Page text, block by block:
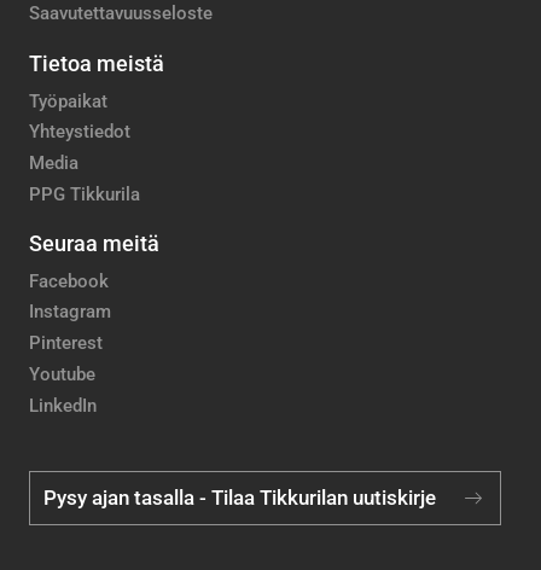
Saavutettavuusseloste
Tietoa meistä
Työpaikat
Yhteystiedot
Media
PPG Tikkurila
Seuraa meitä
Facebook
Instagram
Pinterest
Youtube
LinkedIn
Pysy ajan tasalla - Tilaa Tikkurilan uutiskirje